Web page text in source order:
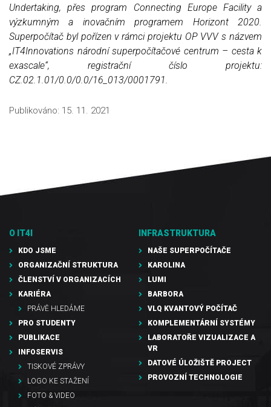
Undertaking, přes program Connecting Europe Facility a
výzkumným a inovačním programem Horizont 2020.
Superpočítač byl pořízen v rámci projektu OP VVV s názvem
„IT4Innovations národní superpočítačové centrum – cesta k
exascale“, registrační číslo projektu:
CZ.02.1.01/0.0/0.0/16_013/0001791.
Publikováno: 15. 11. 2021
O IT4I
KDO JSME
ORGANIZAČNÍ STRUKTURA
ČLENSTVÍ V ORGANIZACÍCH
KARIÉRA
PRÁVĚ HLEDÁME
PRO STUDENTY
PUBLIKACE
INFOSERVIS
TISKOVÉ ZPRÁVY
LOGO KE STAŽENÍ
FOTO & VIDEO
INFRASTRUKTURA
NAŠE SUPERPOČÍTAČE
KAROLINA
LUMI
BARBORA
VLQ KVANTOVÝ POČÍTAČ
KOMPLEMENTÁRNÍ SYSTÉMY
LABORATOŘE VIZUALIZACE A
VR
DATOVÉ ÚLOŽIŠTĚ PROJECT
PROVOZNÍ TECHNOLOGIE